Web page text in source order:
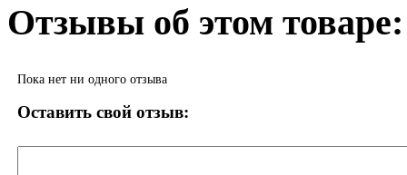
Отзывы об этом товаре:
Пока нет ни одного отзыва
Оставить свой отзыв: